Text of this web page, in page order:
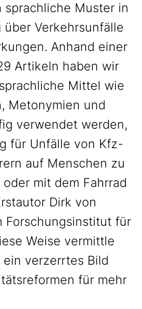
Muster in
Verkehrsunfälle
Anhand einer
Artikeln haben wir
Mittel wie
Metonymien und
verwendet werden,
für Unfälle von Kfz-
auf Menschen zu
mit dem Fahrrad
Dirk von
Forschungsinstitut für
Weise vermittle
verzerrtes Bild
für mehr